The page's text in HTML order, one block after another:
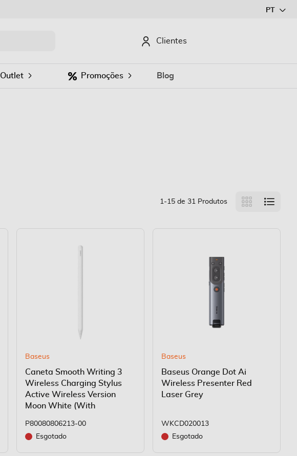
PT
Clientes
Outlet Promoções Blog
Ver
como
GrelhaLista
1-15 de 31 Produtos
Baseus
Caneta Smooth Writing 3
Wireless Charging Stylus
Active Wireless Version
Moon White (With
P80080806213-00
Esgotado
Baseus
Baseus Orange Dot Ai
Wireless Presenter Red
Laser Grey
WKCD020013
Esgotado